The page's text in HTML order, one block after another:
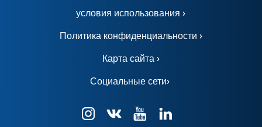
условия использования ›
Политика конфиденциальности ›
Карта сайта ›
Социальные сети›